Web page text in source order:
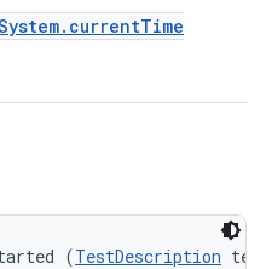
. currentTime
(TestDescription